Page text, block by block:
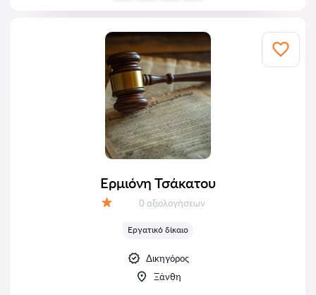
Ερμιόνη Τσάκατου
Αξιολογήσεις:
0 αξιολογήσεων
Εργατικό δίκαιο
Δικηγόρος
Ξάνθη